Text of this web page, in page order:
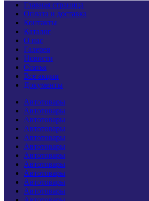
Главная страница
Оплата и доставка
Контакты
Каталог
О нас
Галерея
Новости
Статья
Все акции
Документы
Автотовары
Автотовары
Автотовары
Автотовары
Автотовары
Автотовары
Автотовары
Автотовары
Автотовары
Автотовары
Автотовары